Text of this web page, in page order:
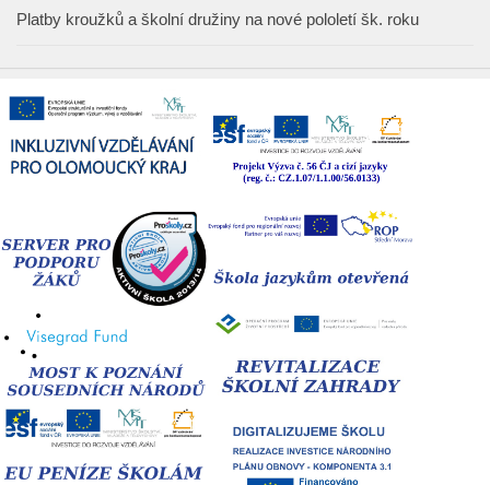
Platby kroužků a školní družiny na nové pololetí šk. roku